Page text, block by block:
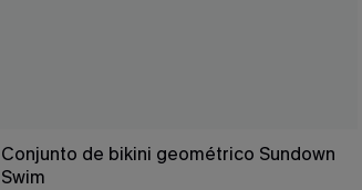
Conjunto de bikini geométrico Sundown
Swim